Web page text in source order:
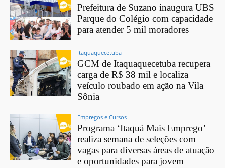
Prefeitura de Suzano inaugura UBS
Parque do Colégio com capacidade
para atender 5 mil moradores
Itaquaquecetuba
GCM de Itaquaquecetuba recupera
carga de R$ 38 mil e localiza
veículo roubado em ação na Vila
Sônia
Empregos e Cursos
Programa ‘Itaquá Mais Emprego’
realiza semana de seleções com
vagas para diversas áreas de atuação
e oportunidades para jovem